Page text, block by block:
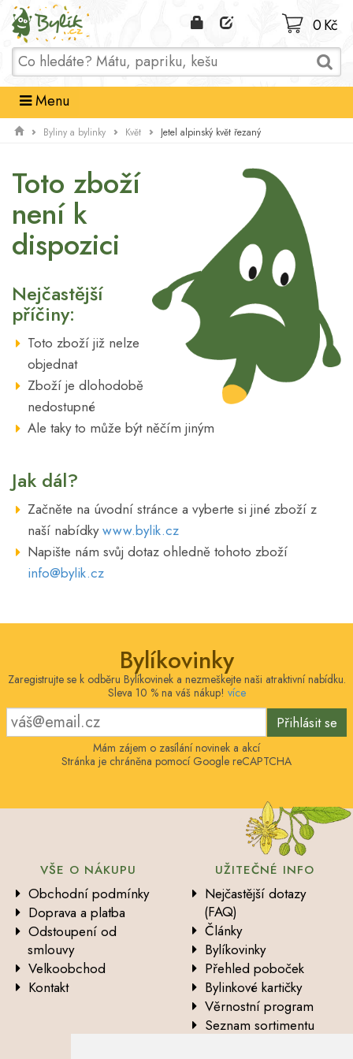
Domů
0 Kč
Menu
Byliny a bylinky Květ Jetel alpinský květ řezaný
Toto zboží
není k
dispozici
Nejčastější
příčiny:
Toto zboží již nelze
objednat
Zboží je dlohodobě
nedostupné
Ale taky to může být něčím jiným
Jak dál?
Začněte na úvodní stránce a vyberte si jiné zboží z
naší nabídkywww.bylik.cz
Napište nám svůj dotaz ohledně tohoto zboží
info@bylik.cz
Bylíkovinky
Zaregistrujte se k odběru Bylíkovinek a nezmeškejte naši atraktivní nabídku.
Sleva 10 % na váš nákup! více
Přihlásit se
Mám zájem o zasílání novinek a akcí
Stránka je chráněna pomocí Google reCAPTCHA
VŠE O NÁKUPU
Obchodní podmínky
Doprava a platba
Odstoupení od
smlouvy
Velkoobchod
Kontakt
UŽITEČNÉ INFO
Nejčastější dotazy
(FAQ)
Články
Bylíkovinky
Přehled poboček
Bylinkové kartičky
Věrnostní program
Seznam sortimentu